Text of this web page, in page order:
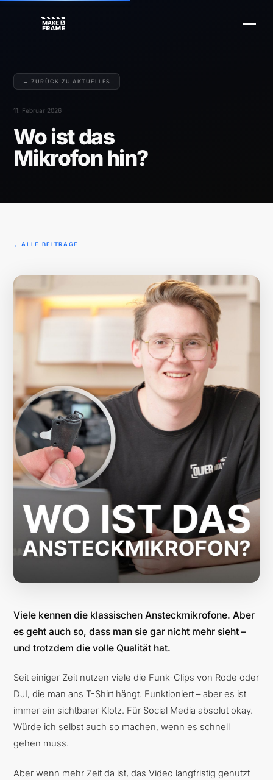
← ZURÜCK ZU AKTUELLES
11. Februar 2026
Wo ist das
Mikrofon hin?
ALLE BEITRÄGE
Viele kennen die klassischen Ansteckmikrofone. Aber
es geht auch so, dass man sie gar nicht mehr sieht –
und trotzdem die volle Qualität hat.
Seit einiger Zeit nutzen viele die Funk-Clips von Rode oder
DJI, die man ans T-Shirt hängt. Funktioniert – aber es ist
immer ein sichtbarer Klotz. Für Social Media absolut okay.
Würde ich selbst auch so machen, wenn es schnell
gehen muss.
Aber wenn mehr Zeit da ist, das Video langfristig genutzt